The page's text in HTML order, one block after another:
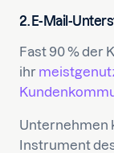
2. E-Mail-
Fast 90 % der
ihr
Unternehmen
Instrument